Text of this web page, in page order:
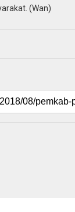
(Wan)